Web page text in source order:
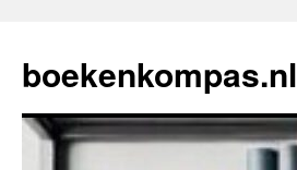
de
inhoud
boekenkompas.nl